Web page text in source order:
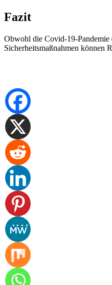
Fazit
Obwohl die Covid-19-Pandemie
Sicherheitsmaßnahmen können